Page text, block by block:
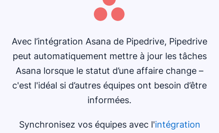
Avec l’intégration Asana de Pipedrive, Pipedrive
peut automatiquement mettre à jour les tâches
Asana lorsque le statut d’une affaire change –
c'est l'idéal si d’autres équipes ont besoin d’être
informées.
Synchronisez vos équipes avec l'intégration